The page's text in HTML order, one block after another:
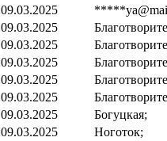
09.03.2025
09.03.2025
09.03.2025
09.03.2025
09.03.2025
09.03.2025
09.03.2025
Богуцкая;
09.03.2025
Ноготок;